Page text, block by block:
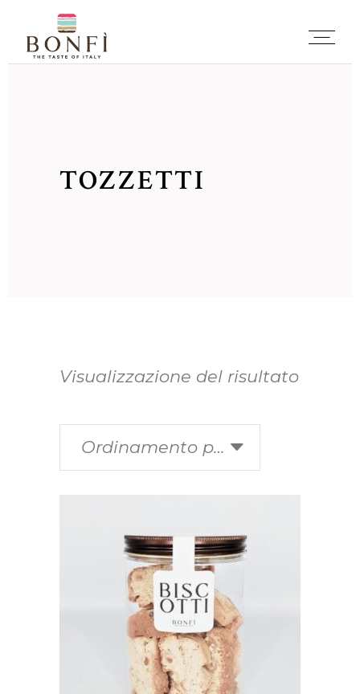
TOZZETTI
Visualizzazione del risultato
Ordinamento predefinito
SCEGLI
Questo
prodotto
ha
più